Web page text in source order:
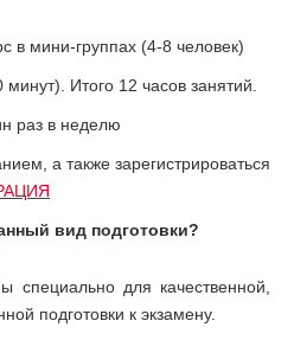
в мини-группах (4-8 человек)
Итого 12 часов занятий.
раз в неделю
а также зарегистрироваться
вид подготовки?
специально для качественной,
подготовки к экзамену.